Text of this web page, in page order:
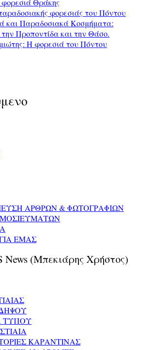
Θράκης
φορεσιάς του Πόντου
και Παραδοσιακά Κοσμήματα:
Προποντίδα και την Θάσο.
Η φορεσιά του Πόντου
ΑΡΘΡΩΝ & ΦΩΤΟΓΡΑΦΙΩΝ
ΕΜΑΣ
(Μπεκιάρης Χρήστος)
ΤΥΠΟΥ
ΚΑΡΑΝΤΙΝΑΣ